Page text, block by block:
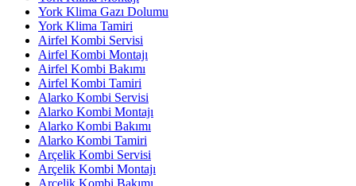
York Klima Gazı Dolumu
York Klima Tamiri
Airfel Kombi Servisi
Airfel Kombi Montajı
Airfel Kombi Bakımı
Airfel Kombi Tamiri
Alarko Kombi Servisi
Alarko Kombi Montajı
Alarko Kombi Bakımı
Alarko Kombi Tamiri
Arçelik Kombi Servisi
Arçelik Kombi Montajı
Arçelik Kombi Bakımı